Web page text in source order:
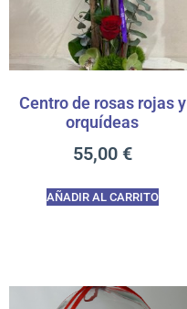
Centro de rosas rojas y
orquídeas
55,00 €
AÑADIR AL CARRITO